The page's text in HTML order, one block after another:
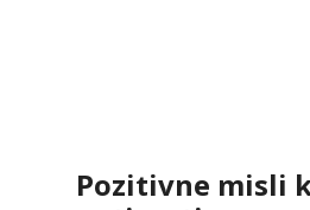
Pozitivne misli